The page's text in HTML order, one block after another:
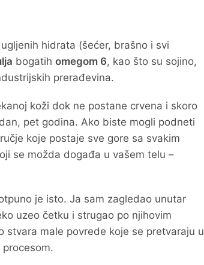
hidrata (šećer, brašno i svi
bogatih omegom 6, kao što su sojino,
prerađevina.
koži dok ne postane crvena i skoro
pet godina. Ako biste mogli podneti
koje postaje sve gore sa svakim
se možda događa u vašem telu –
je isto. Ja sam zagledao unutar
uzeo četku i strugao po njihovim
stvara male povrede koje se pretvaraju u